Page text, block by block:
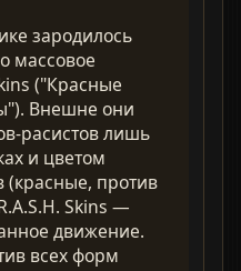
зародилось
массовое
("Красные
Внешне они
расистов лишь
и цветом
(красные, против
Skins —
движение.
всех форм